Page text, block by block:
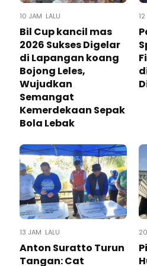
10 JAM LALU
Bil Cup kancil mas
2026 Sukses Digelar
di Lapangan koang
Bojong Leles,
Wujudkan
Semangat
Kemerdekaan Sepak
Bola Lebak
13 JAM LALU
Anton Suratto Turun
Tangan: Cat